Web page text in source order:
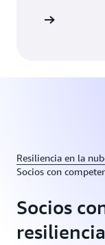
Resiliencia en la
Socios con
Socios